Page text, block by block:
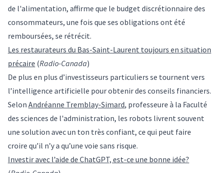
de l'alimentation, affirme que le budget discrétionnaire des
consommateurs, une fois que ses obligations ont été
remboursées, se rétrécit.
Les restaurateurs du Bas-Saint-Laurent toujours en situation
précaire (Radio-Canada)
De plus en plus d’investisseurs particuliers se tournent vers
l’intelligence artificielle pour obtenir des conseils financiers.
Selon Andréanne Tremblay-Simard, professeure à la Faculté
des sciences de l'administration, les robots livrent souvent
une solution avec un ton très confiant, ce qui peut faire
croire qu’il n’y a qu’une voie sans risque.
Investir avec l’aide de ChatGPT, est-ce une bonne idée?